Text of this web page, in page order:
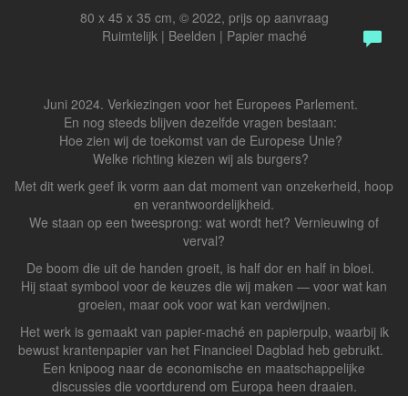
80 x 45 x 35 cm, © 2022, prijs op aanvraag
Ruimtelijk | Beelden | Papier maché
Juni 2024. Verkiezingen voor het Europees Parlement.
En nog steeds blijven dezelfde vragen bestaan:
Hoe zien wij de toekomst van de Europese Unie?
Welke richting kiezen wij als burgers?
Met dit werk geef ik vorm aan dat moment van onzekerheid, hoop
en verantwoordelijkheid.
We staan op een tweesprong: wat wordt het? Vernieuwing of
verval?
De boom die uit de handen groeit, is half dor en half in bloei.
Hij staat symbool voor de keuzes die wij maken — voor wat kan
groeien, maar ook voor wat kan verdwijnen.
Het werk is gemaakt van papier-maché en papierpulp, waarbij ik
bewust krantenpapier van het Financieel Dagblad heb gebruikt.
Een knipoog naar de economische en maatschappelijke
discussies die voortdurend om Europa heen draaien.